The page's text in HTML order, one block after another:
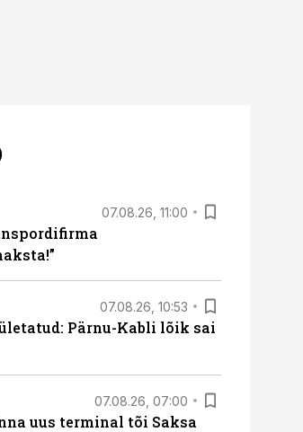
07.08.26, 11:00
07.08.26, 10:53
Pärnu-Kabli lõik sai
07.08.26, 07:00
uus terminal tõi Saksa